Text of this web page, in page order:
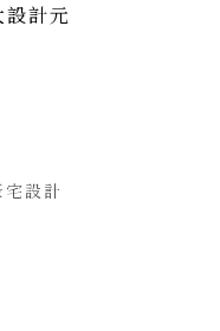
計元
宅設計